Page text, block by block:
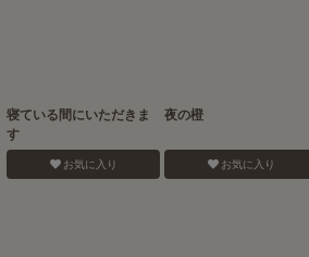
寝ている間にいただきま
す
お気に入り
夜の橙
お気に入り